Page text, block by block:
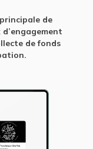
de
de fonds